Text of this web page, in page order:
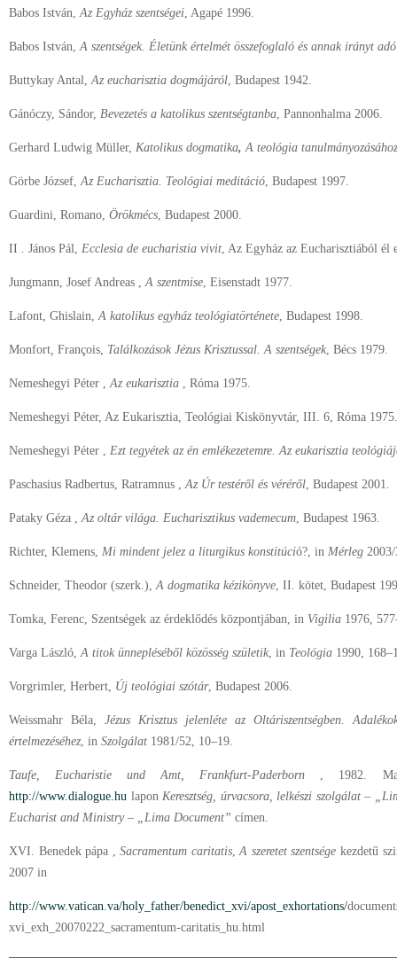
Babos István,Az Egyház szentségei, Agapé 1996.
Babos István,A szentségek. Életünk értelmét összefoglaló és annak irányt
Buttykay Antal,Az eucharisztia dogmájáról, Budapest 1942.
Gánóczy, Sándor, Bevezetés a katolikus szentségtanba, Pannonhalma 2006.
Gerhard Ludwig Müller, Katolikus dogmatika,A teológia
Görbe József,Az Eucharisztia. Teológiai meditáció, Budapest 1997.
Guardini, Romano, Örökmécs, Budapest 2000.
II . János Pál, Ecclesia de eucharistia vivit, Az Egyház az Eucharisztiából él
Jungmann, Josef Andreas ,A szentmise, Eisenstadt 1977.
Lafont, Ghislain, A katolikus egyház teológiatörténete, Budapest 1998.
Monfort, François, Találkozások Jézus Krisztussal. A szentségek, Bécs 1979.
Nemeshegyi Péter ,Az eukarisztia , Róma 1975.
Nemeshegyi Péter, Az Eukarisztia, Teológiai Kiskönyvtár, III. 6, Róma 1975.
Nemeshegyi Péter , Ezt tegyétek az én emlékezetemre. Az eukarisztia
Paschasius Radbertus, Ratramnus ,Az Úr testéről és véréről, Budapest 2001.
Pataky Géza ,Az oltár világa. Eucharisztikus vademecum, Budapest 1963.
Richter, Klemens, Mi mindent jelez a liturgikus konstitúció?, in Mérleg
Schneider, Theodor (szerk.),A dogmatika kézikönyve, II. kötet, Budapest
Tomka, Ferenc, Szentségek az érdeklődés központjában, in Vigilia 1976,
Varga László,A titok ünnepléséből közösség születik, in Teológia 1990,
Vorgrimler, Herbert, Új teológiai szótár, Budapest 2006.
Weissmahr Béla, Jézus Krisztus jelenléte az Oltáriszentségben.
értelmezéséhez, in Szolgálat 1981/52, 10–19.
Taufe, Eucharistie und Amt, Frankfurt-Paderborn , 1982.
http://www.dialogue.hu laponKeresztség, úrvacsora, lelkészi szolgálat –
Eucharist and Ministry – „Lima Document” címen.
XVI. Benedek pápa ,Sacramentum caritatis,A szeretet szentsége kezdetű
2007 in
http://www.vatican.va/holy_father/benedict_xvi/apost_exhortations/
xvi_exh_20070222_sacramentum-caritatis_hu.html